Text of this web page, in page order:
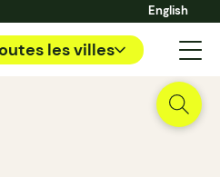
English
les villes